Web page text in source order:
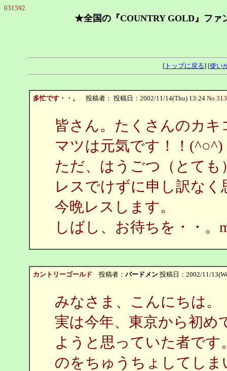
031592
★全国の『COUNTRY GOLD』ファ
[ トップに戻る] [使い
多忙です・・。 投稿者： 投稿日：2002/11/14(Thu) 13:24 No.313
皆さん。たくさんのカキ
マツは元気です！！(^○^)
ただ、はうごつ（とても
レスでけずに申し訳な
今晩レスします。
しばし、お待ちを・・。
カントリーゴールド 投稿者： バードメン投稿日：2002/11/
みなさま、こんにちは。
実は今年、東京から初め
ようと思っていた者で
のをちゅうちょしてしま